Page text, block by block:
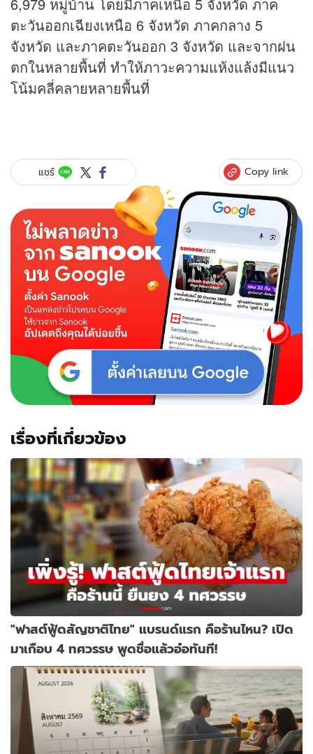
ตะวันออกเฉียงเหนือ 6 จังหวัด ภาคกลาง 5
จังหวัด และภาคตะวันออก 3 จังหวัด และจากฝน
ตกในหลายพื้นที่ ทำให้ภาวะความแห้งแล้งมีแนว
โน้มคลี่คลายหลายพื้นที่
แชร์ Copy link
เรื่องที่เกี่ยวข้อง
"ฟาสต์ฟู้ดสัญชาติไทย" แบรนด์แรก คือร้านไหน? เปิด
มาเกือบ 4 ทศวรรษ พูดชื่อแล้วอ๋อทันที!